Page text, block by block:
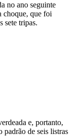
no ano seguinte
choque, que foi
sete tripas.
e, portanto,
padrão de seis listras